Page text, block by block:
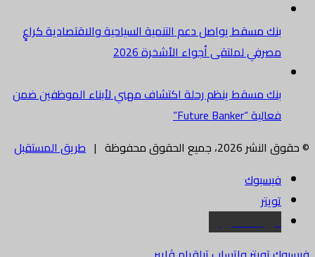
بنك مسقط يواصل دعم التنمية السياحية والاقتصادية كراعٍ
مصرفي لملتقى أجواء الأشخرة 2026
بنك مسقط ينظم رحلة اكتشاف مهني لأبناء الموظفين ضمن
فعالية “Future Banker”
© حقوق النشر 2026، جميع الحقوق محفوظة |
طريق المستقبل
فيسبوك
تويتر
البريد الالكتروني